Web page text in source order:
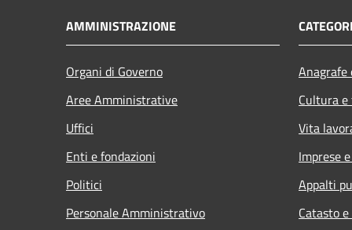
AMMINISTRAZIONE
Organi di Governo
Aree Amministrative
Uffici
Enti e fondazioni
Politici
Personale Amministrativo
Cultura
Vita
Imprese
Appalti
Catasto